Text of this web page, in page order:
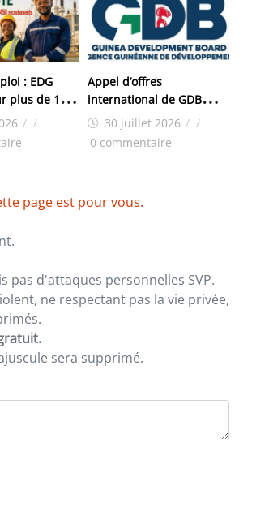
: EDG
plus de 150
/ /
Appel d’offres
international de GDB
pour les travaux
d’aménagement de la
30 juillet 2026 / /
0 commentaire
page est pour vous.
pas d'attaques personnelles SVP.
ne respectant pas la vie privée,
sera supprimé.